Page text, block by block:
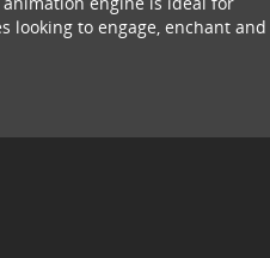
looking to engage, enchant and